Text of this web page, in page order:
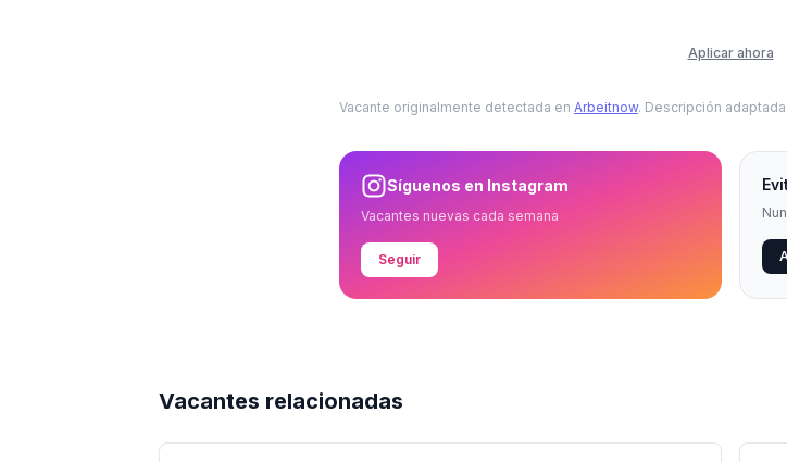
Aplicar ahora
Vacante originalmente detectada en Arbeitnow. Descripción
Síguenos en Instagram
Vacantes nuevas cada semana
Seguir
Vacantes relacionadas